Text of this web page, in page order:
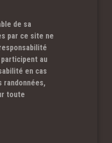
de sa
par ce site ne
au
en cas
randonnées,
toute